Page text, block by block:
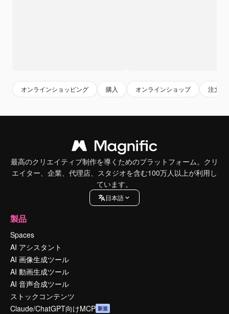
オンラインショッピング 購入 オンラインショップ 注文
最高のクリエイティブ制作を導くためのプラットフォーム。クリ
エイター、企業、代理店、スタジオを含む100万人以上が利用し
ています。
日本語
製品
Spaces
AI アシスタント
AI 画像生成ツール
AI 動画生成ツール
AI 音声合成ツール
ストックコンテンツ
Claude/ChatGPT向けMCP 新規